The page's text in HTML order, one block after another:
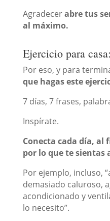
Agradecerabre tus
al máximo.
Ejercicio para casa:
Por eso, y para
que hagas este
7 días, 7 frases,
Inspírate.
Conecta cada día, al
por lo que te sientas
Por ejemplo, incluso,
demasiado caluroso,
acondicionado y
lo necesito”.